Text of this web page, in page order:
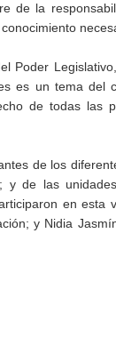
de la
Poder
es un tema
de todas las
de los
y de las
en esta
y Nidia